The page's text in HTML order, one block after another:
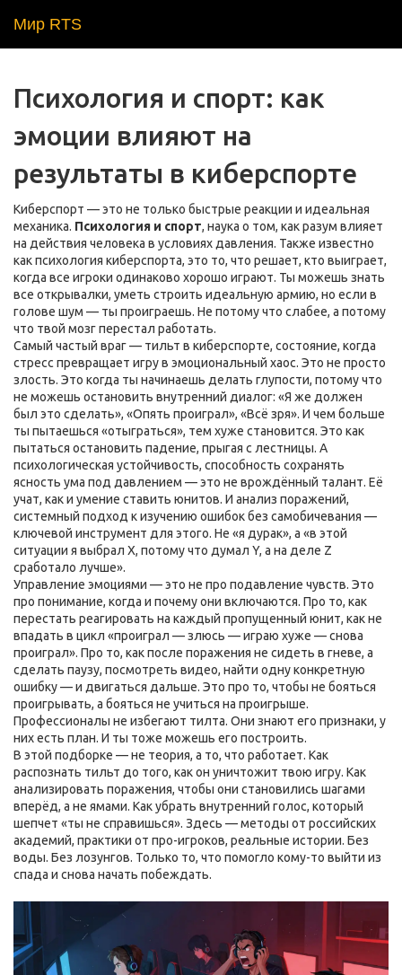
Мир RTS
Психология и спорт: как
эмоции влияют на
результаты в киберспорте
Киберспорт — это не только быстрые реакции и идеальная
механика. Психология и спорт, наука о том, как разум влияет
на действия человека в условиях давления. Также известно
какпсихология киберспорта, это то, что решает, кто выиграет,
когда все игроки одинаково хорошо играют. Ты можешь знать
все открывалки, уметь строить идеальную армию, но если в
голове шум — ты проиграешь. Не потому что слабее, а потому
что твой мозг перестал работать.
Самый частый враг — тильт в киберспорте, состояние, когда
стресс превращает игру в эмоциональный хаос. Это не просто
злость. Это когда ты начинаешь делать глупости, потому что
не можешь остановить внутренний диалог: «Я же должен
был это сделать», «Опять проиграл», «Всё зря». И чем больше
ты пытаешься «отыграться», тем хуже становится. Это как
пытаться остановить падение, прыгая с лестницы. А
психологическая устойчивость, способность сохранять
ясность ума под давлением — это не врождённый талант. Её
учат, как и умение ставить юнитов. И анализ поражений,
системный подход к изучению ошибок без самобичевания —
ключевой инструмент для этого. Не «я дурак», а «в этой
ситуации я выбрал X, потому что думал Y, а на деле Z
сработало лучше».
Управление эмоциями — это не про подавление чувств. Это
про понимание, когда и почему они включаются. Про то, как
перестать реагировать на каждый пропущенный юнит, как не
впадать в цикл «проиграл — злюсь — играю хуже — снова
проиграл». Про то, как после поражения не сидеть в гневе, а
сделать паузу, посмотреть видео, найти одну конкретную
ошибку — и двигаться дальше. Это про то, чтобы не бояться
проигрывать, а бояться не учиться на проигрыше.
Профессионалы не избегают тилта. Они знают его признаки, у
них есть план. И ты тоже можешь его построить.
В этой подборке — не теория, а то, что работает. Как
распознать тильт до того, как он уничтожит твою игру. Как
анализировать поражения, чтобы они становились шагами
вперёд, а не ямами. Как убрать внутренний голос, который
шепчет «ты не справишься». Здесь — методы от российских
академий, практики от про-игроков, реальные истории. Без
воды. Без лозунгов. Только то, что помогло кому-то выйти из
спада и снова начать побеждать.